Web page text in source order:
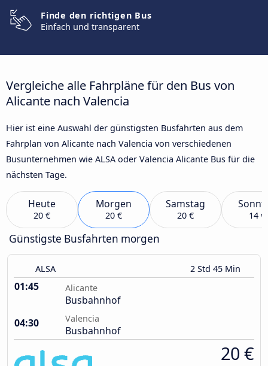
Finde den richtigen Bus
Einfach und transparent
Vergleiche alle Fahrpläne für den Bus von
Alicante nach Valencia
Hier ist eine Auswahl der günstigsten Busfahrten aus dem
Fahrplan von Alicante nach Valencia von verschiedenen
Busunternehmen wie ALSA oder Valencia Alicante Bus für die
nächsten Tage.
Heute
20 €
Morgen
20 €
Samstag
20 € 14 €
Günstigste Busfahrten morgen
ALSA 2 Std 45 Min
01:45 Alicante
Busbahnhof
04:30
Valencia
Busbahnhof
20 €